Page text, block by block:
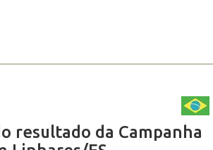
resultado da Campanha